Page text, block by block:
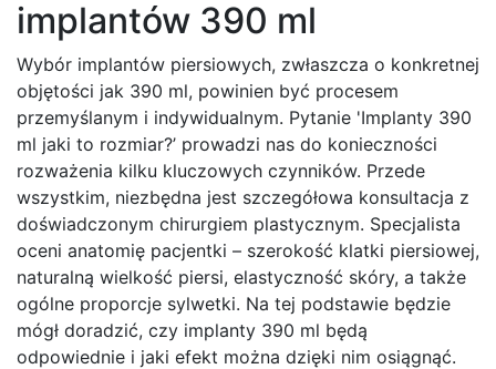
implantów 390 ml
Wybór implantów piersiowych, zwłaszcza o konkretnej
objętości jak 390 ml, powinien być procesem
przemyślanym i indywidualnym. Pytanie 'Implanty 390
ml jaki to rozmiar?’ prowadzi nas do konieczności
rozważenia kilku kluczowych czynników. Przede
wszystkim, niezbędna jest szczegółowa konsultacja z
doświadczonym chirurgiem plastycznym. Specjalista
oceni anatomię pacjentki – szerokość klatki piersiowej,
naturalną wielkość piersi, elastyczność skóry, a także
ogólne proporcje sylwetki. Na tej podstawie będzie
mógł doradzić, czy implanty 390 ml będą
odpowiednie i jaki efekt można dzięki nim osiągnąć.